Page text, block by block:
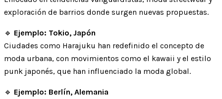
exploración de barrios donde surgen nuevas propuestas.
🔹 Ejemplo: Tokio, Japón
Ciudades como Harajuku han redefinido el concepto de
moda urbana, con movimientos como el kawaii y el estilo
punk japonés, que han influenciado la moda global.
🔹 Ejemplo: Berlín, Alemania